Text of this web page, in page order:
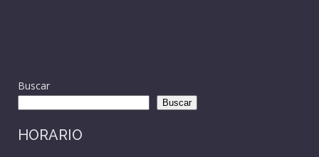
Buscar
Buscar
HORARIO